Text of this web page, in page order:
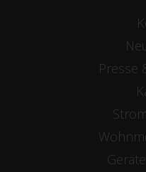
Presse